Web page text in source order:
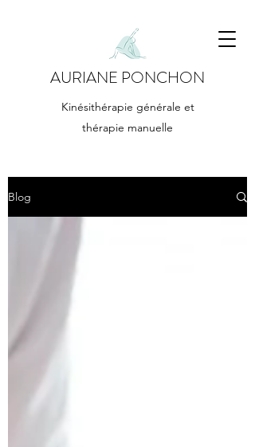
AURIANE PONCHON
Kinésithérapie générale et
thérapie manuelle
Blog